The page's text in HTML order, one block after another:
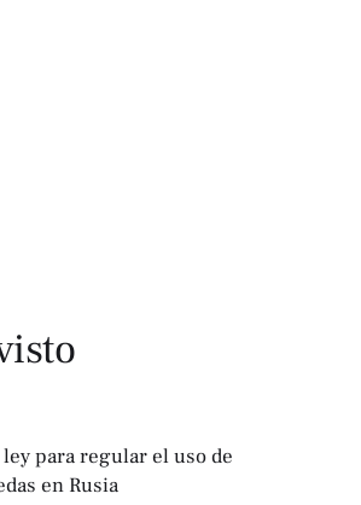
para regular el uso de
en Rusia